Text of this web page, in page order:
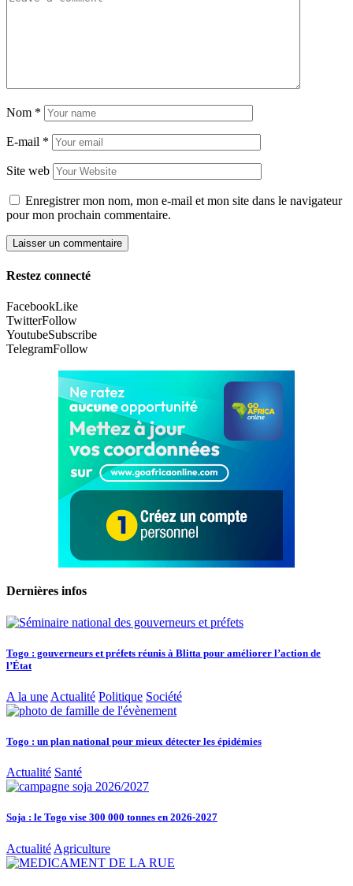
Nom *
E-mail *
Site web
Enregistrer mon nom, mon e-mail et mon site dans le navigateur
pour mon prochain commentaire.
Restez connecté
FacebookLike
TwitterFollow
YoutubeSubscribe
TelegramFollow
Dernières infos
Togo : gouverneurs et préfets réunis à Blitta pour améliorer l’action de
l’État
A la une Actualité Politique Société
Togo : un plan national pour mieux détecter les épidémies
Actualité Santé
Soja : le Togo vise 300 000 tonnes en 2026-2027
Actualité Agriculture